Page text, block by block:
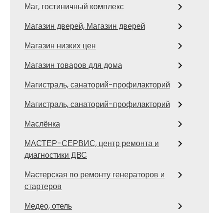
Маг, гостиничный комплекс
Магазин дверей, Магазин дверей
Магазин низких цен
Магазин товаров для дома
Магистраль, санаторий-профилакторий
Магистраль, санаторий-профилакторий
Маслёнка
МАСТЕР-СЕРВИС, центр ремонта и
диагностики ДВС
Мастерская по ремонту генераторов и
стартеров
Медео, отель